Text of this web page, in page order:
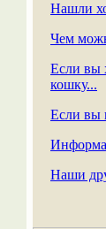
Нашли
Чем
Если вы
кошку...
Если вы
Наши